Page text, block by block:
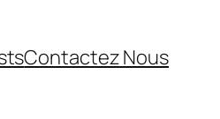
Contactez Nous